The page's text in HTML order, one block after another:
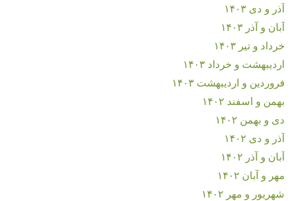
آذر و دی ۱۴۰۳
آبان و آذر ۱۴۰۳
خرداد و تیر ۱۴۰۳
اردیبهشت و خرداد ۱۴۰۳
فروردین و اردیبهشت ۱۴۰۳
بهمن و اسفند ۱۴۰۲
دی و بهمن ۱۴۰۲
آذر و دی ۱۴۰۲
آبان و آذر ۱۴۰۲
مهر و آبان ۱۴۰۲
شهریور و مهر ۱۴۰۲